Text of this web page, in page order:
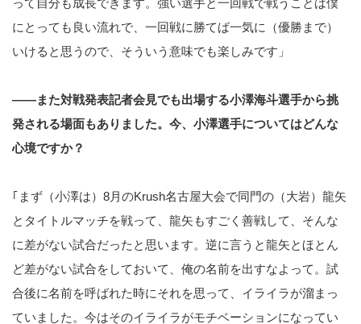
って自分も成長できます。強い選手と一回戦で戦うことは僕
にとっても良い流れで、一回戦に勝てば一気に（優勝まで）
いけると思うので、そういう意味でも楽しみです」
――また対戦発表記者会見でも出場する小澤海斗選手から挑
発される場面もありました。今、小澤選手についてはどんな
心境ですか？
｢まず（小澤は）8月のKrush名古屋大会で同門の（大岩）龍矢
とタイトルマッチを戦って、龍矢もすごく善戦して、そんな
に差がない試合だったと思います。逆に言うと龍矢とほとん
ど差がない試合をしておいて、俺の名前を出すなよって。試
合後に名前を呼ばれた時にそれを思って、イライラが溜まっ
ていました。今はそのイライラがモチベーションになってい